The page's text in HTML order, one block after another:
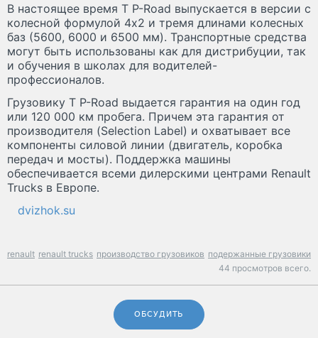
В настоящее время T P-Road выпускается в версии с
колесной формулой 4x2 и тремя длинами колесных
баз (5600, 6000 и 6500 мм). Транспортные средства
могут быть использованы как для дистрибуции, так
и обучения в школах для водителей-
профессионалов.
Грузовику T P-Road выдается гарантия на один год
или 120 000 км пробега. Причем эта гарантия от
производителя (Selection Label) и охватывает все
компоненты силовой линии (двигатель, коробка
передач и мосты). Поддержка машины
обеспечивается всеми дилерскими центрами Renault
Trucks в Европе.
dvizhok.su
renault renault trucks производство грузовиков подержанные грузовики
44 просмотров всего.
ОБСУДИТЬ